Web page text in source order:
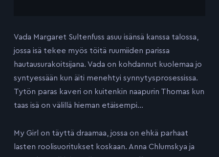
Vada Margaret Sultenfuss asuu isänsä kanssa talossa,
jossa isä tekee myös töitä ruumiiden parissa
hautausurakoitsijana. Vada on kohdannut kuolemaa jo
syntyessään kun äiti menehtyi synnytysprosessissa.
Tytön paras kaveri on kuitenkin naapurin Thomas kun
taas isä on välillä hieman etäisempi…
My Girl on täyttä draamaa, jossa on ehkä parhaat
lasten roolisuoritukset koskaan. Anna Chlumskya ja